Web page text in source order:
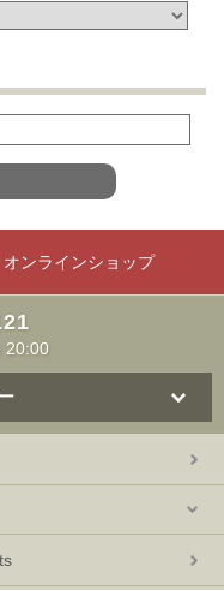
オンラインショップ
20:00